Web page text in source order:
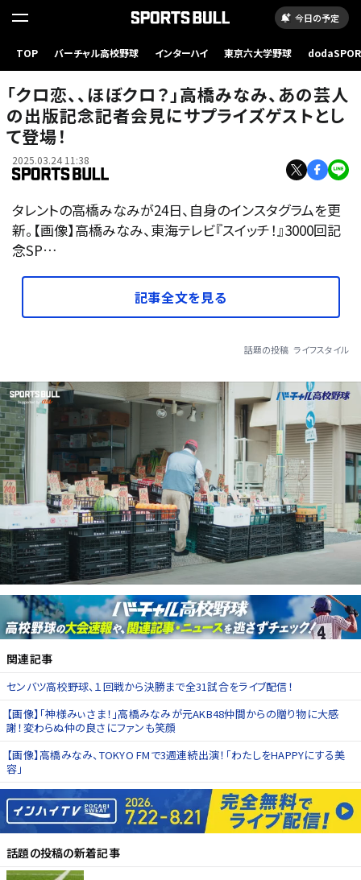
今日の予定
TOP バーチャル高校野球 インターハイ 東京六大学野球
「クロ恋、、ほぼクロ？」高橋みなみ、あの芸人
の出版記念記者会見にサプライズゲストとし
て登場！
2025.03.24 11:38
タレントの高橋みなみが24日、自身のインスタグラムを更
新。【画像】高橋みなみ、東海テレビ『スイッチ！』3000回記
念SP…
記事全文を見る
話題の投稿 ライフスタイル
関連記事
センバツ高校野球、１回戦から決勝まで全31試合をライブ配信！
【画像】「神様みぃさま！」高橋みなみが元AKB48仲間からの贈り物に大感
謝！変わらぬ仲の良さにファンも笑顔
【画像】高橋みなみ、TOKYO FMで3週連続出演！「わたしをHAPPYにする美
容」
話題の投稿の新着記事